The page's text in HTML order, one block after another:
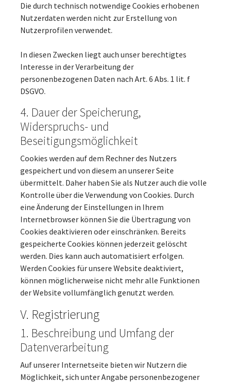
Die durch technisch notwendige Cookies erhobenen
Nutzerdaten werden nicht zur Erstellung von
Nutzerprofilen verwendet.
In diesen Zwecken liegt auch unser berechtigtes
Interesse in der Verarbeitung der
personenbezogenen Daten nach Art. 6 Abs. 1 lit. f
DSGVO.
4. Dauer der Speicherung,
Widerspruchs- und
Beseitigungsmöglichkeit
Cookies werden auf dem Rechner des Nutzers
gespeichert und von diesem an unserer Seite
übermittelt. Daher haben Sie als Nutzer auch die volle
Kontrolle über die Verwendung von Cookies. Durch
eine Änderung der Einstellungen in Ihrem
Internetbrowser können Sie die Übertragung von
Cookies deaktivieren oder einschränken. Bereits
gespeicherte Cookies können jederzeit gelöscht
werden. Dies kann auch automatisiert erfolgen.
Werden Cookies für unsere Website deaktiviert,
können möglicherweise nicht mehr alle Funktionen
der Website vollumfänglich genutzt werden.
V. Registrierung
1. Beschreibung und Umfang der
Datenverarbeitung
Auf unserer Internetseite bieten wir Nutzern die
Möglichkeit, sich unter Angabe personenbezogener